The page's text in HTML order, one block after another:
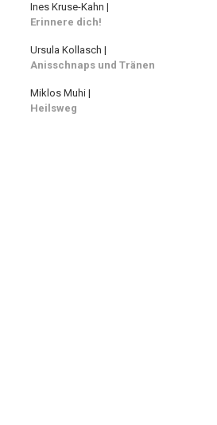
Ines Kruse-Kahn |
Erinnere dich!
Ursula Kollasch |
Anisschnaps und Tränen
Miklos Muhi |
Heilsweg